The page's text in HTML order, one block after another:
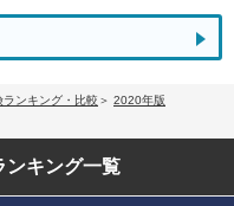
ンキング・比較
2020年版
ンキング一覧